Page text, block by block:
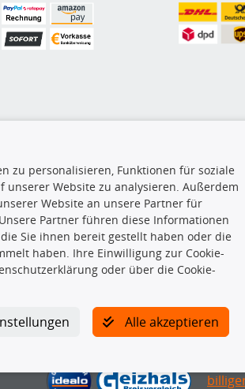
Daten insbesondere die gesamte Datenbank
die Daten oder die gesamte Datenbank
zu verbreiten und/oder diese
Zuwiderhandeln stellt eine Urheberrechtsverletzung
Sie, ob das über unseren Onlineshop identifizierte
entspricht.
zu personalisieren, Funktionen für soziale
Website zu analysieren. Außerdem
Website an unsere Partner für
Partner führen diese Informationen
Sie ihnen bereit gestellt haben oder die
haben. Ihre Einwilligung zur Cookie-
oder über die Cookie-
Alle akzeptieren